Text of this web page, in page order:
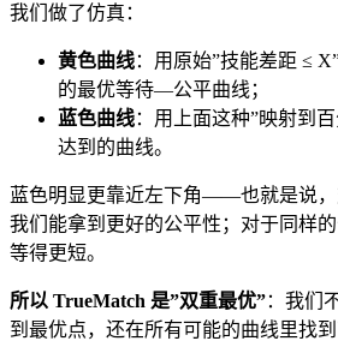
我们做了仿真：
黄色曲线：用原始”技能差距 ≤
的最优等待—公平曲线；
蓝色曲线：用上面这种”映射到
达到的曲线。
蓝色明显更靠近左下角——也就是说，
我们能拿到更好的公平性；对于同样
等得更短。
所以 TrueMatch 是”双重最优”：我们
到最优点，还在所有可能的曲线里找到